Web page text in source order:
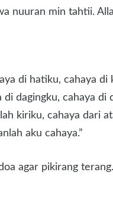
nuuran min tahtii.
di hatiku, cahaya
dagingku, cahaya
kiriku, cahaya dari
aku cahaya.”
agar pikirang